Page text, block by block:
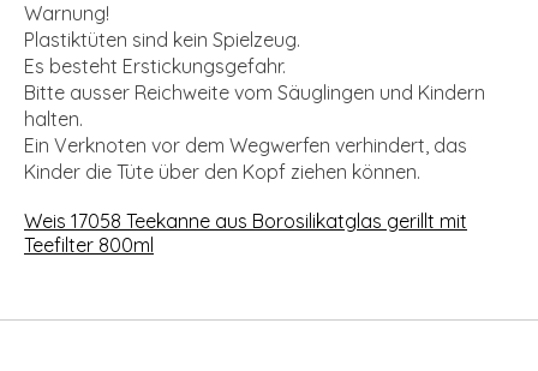
Warnung!
Plastiktüten sind kein Spielzeug.
Es besteht Erstickungsgefahr.
Bitte ausser Reichweite vom Säuglingen und Kindern
halten.
Ein Verknoten vor dem Wegwerfen verhindert, das
Kinder die Tüte über den Kopf ziehen können.
Weis 17058 Teekanne aus Borosilikatglas gerillt mit
Teefilter 800ml